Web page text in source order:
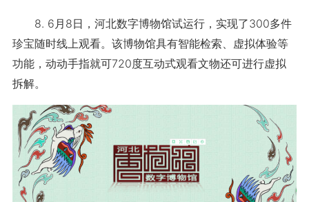
8. 6月8日，河北数字博物馆试运行，实现了300多件
珍宝随时线上观看。该博物馆具有智能检索、虚拟体验等
功能，动动手指就可720度互动式观看文物还可进行虚拟
拆解。